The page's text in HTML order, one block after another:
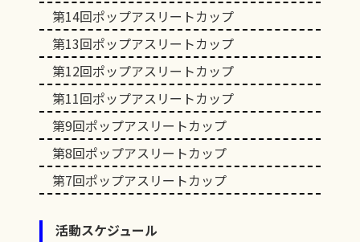
第14回ポップアスリートカップ
第13回ポップアスリートカップ
第12回ポップアスリートカップ
第11回ポップアスリートカップ
第9回ポップアスリートカップ
第8回ポップアスリートカップ
第7回ポップアスリートカップ
活動スケジュール